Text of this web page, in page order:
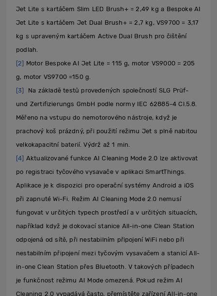
Jet Lite s kartáčem Slim LED Brush+ = 2,49 kg a Bespoke AI
Jet Lite s kartáčem Jet Dual Brush+ = 2,7 kg, VS9700 = 3,17
kg s upraveným kartáčem Active Dual Brush pro čištění
podlah.
[2] Motor Bespoke AI Jet Lite = 115 g, motor VS9000 = 205
g, motor VS9700 =150 g.
[3]
Na základě testů provedených společností SLG Prüf-
und Zertifizierungs GmbH podle normy IEC 62885-4 Cl.5.8.
Měřeno na vstupu do nemotorového nástroje, když je
prachový koš prázdný, při použití režimu Jet s plně nabitou
velkokapacitní baterií. Výdrž až 1 min.
[4] Aktualizované funkce AI Cleaning Mode 2.0 lze aktivovat
po registraci tyčového vysavače v aplikaci SmartThings.
Aplikace je k dispozici pro operační systémy Android a iOS
při zapnuté Wi-Fi. Režim AI Cleaning Mode 2.0 nemusí
fungovat v určitých typech prostředí a v určitých situacích,
například když je dokovací stanice All-in-one Clean Station
odpojená od sítě, při nestabilním připojení WiFi nebo při
nestabilním připojení mezi tyčovým vysavačem a stanicí All-
in-one Clean Station přes Bluetooth. V takových případech
je funkčnost režimu AI Mode omezená. Pokud režim AI
Cleaning 2.0 vypadává často, přemístěte zařízení All-in-one